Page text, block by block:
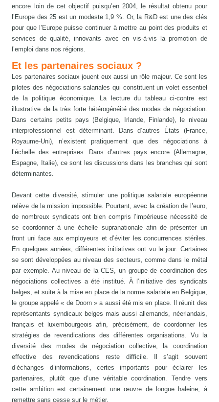
encore loin de cet objectif puisqu’en 2004, le résultat obtenu pour
l’Europe des 25 est un modeste 1,9 %. Or, la R&D est une des clés
pour que l’Europe puisse continuer à mettre au point des produits et
services de qualité, innovants avec en vis-à-vis la promotion de
l’emploi dans nos régions.
Et les partenaires sociaux ?
Les partenaires sociaux jouent eux aussi un rôle majeur. Ce sont les
pilotes des négociations salariales qui constituent un volet essentiel
de la politique économique. La lecture du tableau ci-contre est
illustrative de la très forte hétérogénéité des modes de négociation.
Dans certains petits pays (Belgique, Irlande, Finlande), le niveau
interprofessionnel est déterminant. Dans d’autres États (France,
Royaume-Uni), n’existent pratiquement que des négociations à
l’échelle des entreprises. Dans d’autres pays encore (Allemagne,
Espagne, Italie), ce sont les discussions dans les branches qui sont
déterminantes.
Devant cette diversité, stimuler une politique salariale européenne
relève de la mission impossible. Pourtant, avec la création de l’euro,
de nombreux syndicats ont bien compris l’impérieuse nécessité de
se coordonner à une échelle supranationale afin de présenter un
front uni face aux employeurs et d’éviter les concurrences stériles.
En quelques années, différentes initiatives ont vu le jour. Certaines
se sont développées au niveau des secteurs, comme dans le métal
par exemple. Au niveau de la CES, un groupe de coordination des
négociations collectives a été institué. À l’initiative des syndicats
belges, et suite à la mise en place de la norme salariale en Belgique,
le groupe appelé « de Doorn » a aussi été mis en place. Il réunit des
représentants syndicaux belges mais aussi allemands, néerlandais,
français et luxembourgeois afin, précisément, de coordonner les
stratégies de revendications des différentes organisations. Vu la
diversité des modes de négociation collective, la coordination
effective des revendications reste difficile. Il s’agit souvent
d’échanges d’informations, certes importants pour éclairer les
partenaires, plutôt que d’une véritable coordination. Tendre vers
cette ambition est certainement une œuvre de longue haleine, à
remettre sans cesse sur le métier.